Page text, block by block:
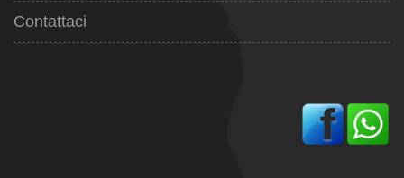
Contattaci